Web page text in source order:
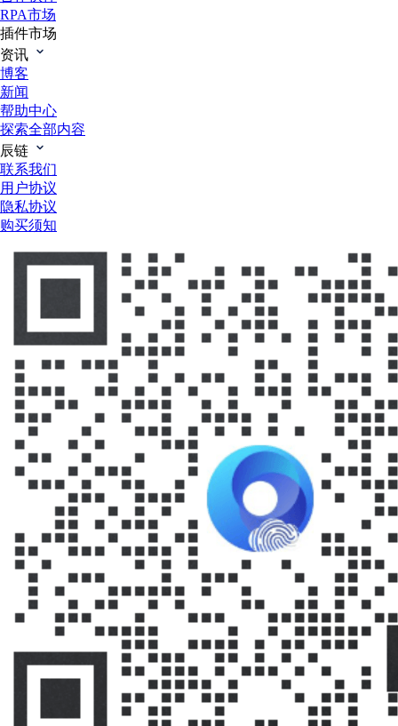
RPA市场
插件市场
资讯
博客
新闻
帮助中心
探索全部内容
辰链
联系我们
用户协议
隐私协议
购买须知